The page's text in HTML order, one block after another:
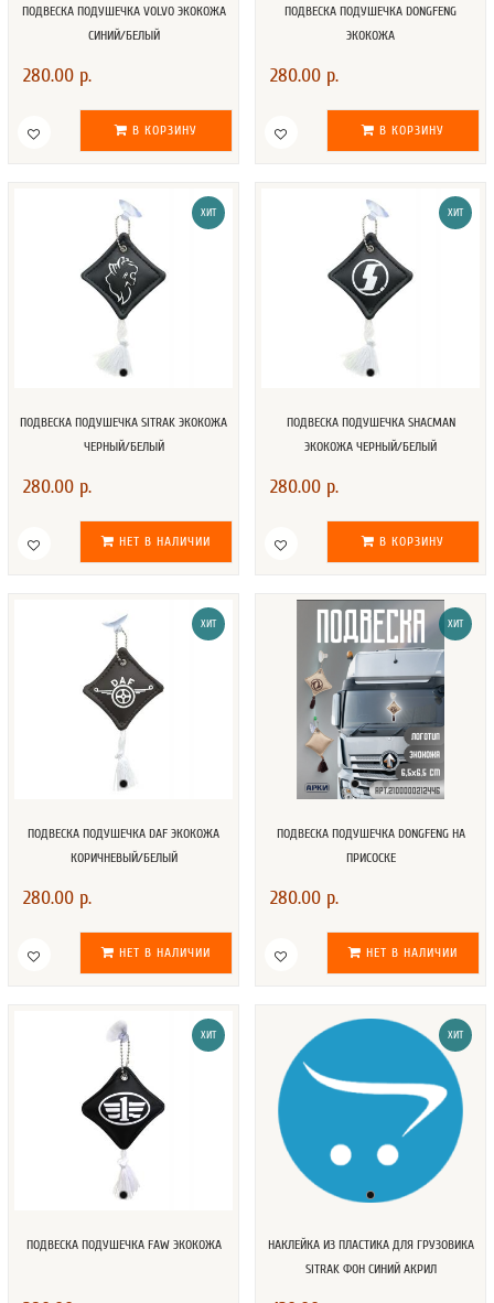
ПОДВЕСКА ПОДУШЕЧКА VOLVO ЭКОКОЖА
СИНИЙ/БЕЛЫЙ
280.00 р.
В КОРЗИНУ
ПОДВЕСКА ПОДУШЕЧКА DONGFENG
ЭКОКОЖА
280.00 р.
В КОРЗИНУ
ХИТ
ПОДВЕСКА ПОДУШЕЧКА SITRAK ЭКОКОЖА
ЧЕРНЫЙ/БЕЛЫЙ
280.00 р.
НЕТ В НАЛИЧИИ
ХИТ
ПОДВЕСКА ПОДУШЕЧКА SHACMAN
ЭКОКОЖА ЧЕРНЫЙ/БЕЛЫЙ
280.00 р.
В КОРЗИНУ
ХИТ
ПОДВЕСКА ПОДУШЕЧКА DAF ЭКОКОЖА
КОРИЧНЕВЫЙ/БЕЛЫЙ
280.00 р.
НЕТ В НАЛИЧИИ
ХИТ
ПОДВЕСКА ПОДУШЕЧКА DONGFENG НА
ПРИСОСКЕ
280.00 р.
НЕТ В НАЛИЧИИ
ХИТ
ПОДВЕСКА ПОДУШЕЧКА FAW ЭКОКОЖА
ХИТ
НАКЛЕЙКА ИЗ ПЛАСТИКА ДЛЯ ГРУЗОВИКА
SITRAK ФОН СИНИЙ АКРИЛ